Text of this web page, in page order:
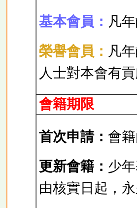
基本會員： 凡
榮譽會員： 凡
人士對本會有
會籍期限
首次申請： 會
更新會籍： 少
由核實日起，永